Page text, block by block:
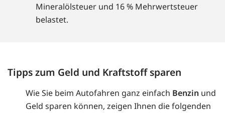
Mineralölsteuer und 16 % Mehrwertsteuer
belastet.
Tipps zum Geld und Kraftstoff sparen
Wie Sie beim Autofahren ganz einfach Benzin und
Geld sparen können, zeigen Ihnen die folgenden